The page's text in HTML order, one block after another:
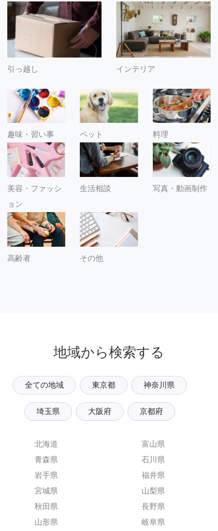
引っ越し インテリア
趣味・習い事 ペット 料理
美容・ファッシ
ョン
生活相談 写真・動画制作
高齢者 その他
地域から検索する
全ての地域 東京都 神奈川県
埼玉県 大阪府 京都府
北海道
青森県
岩手県
宮城県
秋田県
山形県
富山県
石川県
福井県
山梨県
長野県
岐阜県